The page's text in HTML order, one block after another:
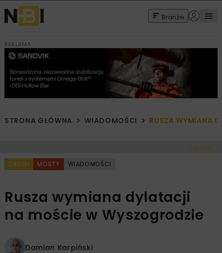
Branże
REKLAMA
STRONA GŁÓWNA WIADOMOŚCI RUSZA WYMIANA
< Cofnij
DROGI MOSTY WIADOMOŚCI
Rusza wymiana dylatacji
na moście w Wyszogrodzie
Damian Karpiński